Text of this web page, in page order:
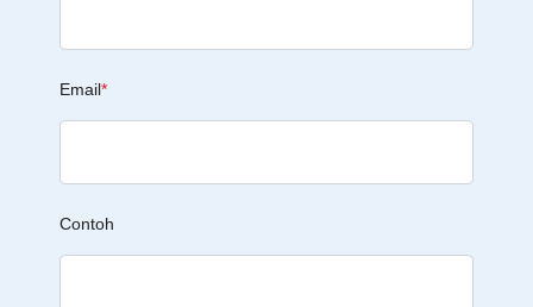
Email*
Contoh